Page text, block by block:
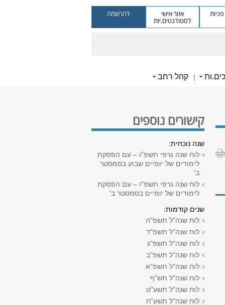
אזור אישי
לסטודנטים.יות
להרשמה
| קהל רחב
קישורים נוספים
שנה נוכחית:
לוח שנה גרפי תשפ"ו – עם הפסקת
לימודים של יומיים שבוע בסמסטר
ב'
לוח שנה גרפי תשפ"ו – עם הפסקת
לימודים של יומיים בסמסטר ב'
שנים קודמות:
לוח שנה"ל תשפ"ה
לוח שנה"ל תשפ"ד
לוח שנה"ל תשפ"ג
לוח שנה"ל תשפ"ב
לוח שנה"ל תשפ"א
לוח שנה"ל תש"ף
לוח שנה"ל תשע"ט
לוח שנה"ל תשע"ח